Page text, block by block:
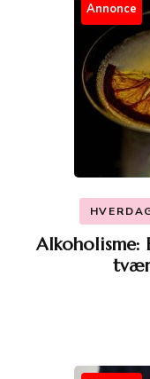
Annonce
Alkoholisme: